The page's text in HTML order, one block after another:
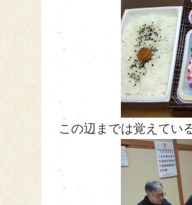
この辺までは覚えてい